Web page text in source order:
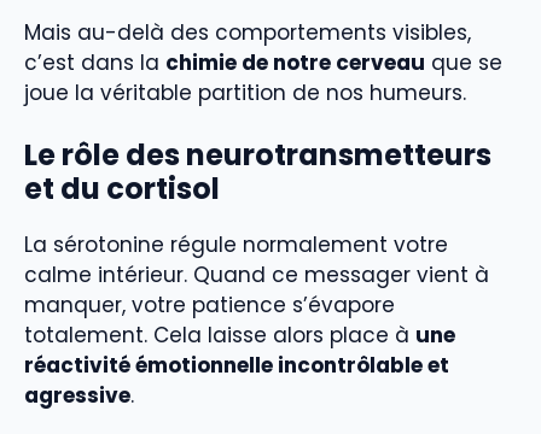
Mais au-delà des comportements visibles,
c’est dans la chimie de notre cerveau que se
joue la véritable partition de nos humeurs.
Le rôle des neurotransmetteurs
et du cortisol
La sérotonine régule normalement votre
calme intérieur. Quand ce messager vient à
manquer, votre patience s’évapore
totalement. Cela laisse alors place à une
réactivité émotionnelle incontrôlable et
agressive.